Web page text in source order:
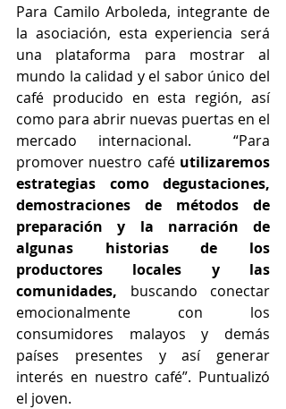
Para Camilo Arboleda, integrante de
la asociación, esta experiencia será
una plataforma para mostrar al
mundo la calidad y el sabor único del
café producido en esta región, así
como para abrir nuevas puertas en el
mercado internacional.  “Para
promover nuestro café utilizaremos
estrategias como degustaciones,
demostraciones de métodos de
preparación y la narración de
algunas historias de los
productores locales y las
comunidades, buscando conectar
emocionalmente con los
consumidores malayos y demás
países presentes y así generar
interés en nuestro café”. Puntualizó
el joven.